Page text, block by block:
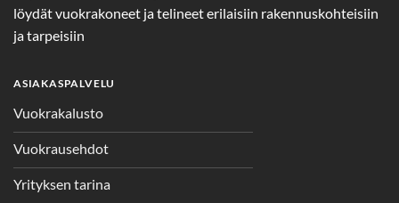
löydät vuokrakoneet ja telineet erilaisiin rakennuskohteisiin
ja tarpeisiin
ASIAKASPALVELU
Vuokrakalusto
Vuokrausehdot
Yrityksen tarina